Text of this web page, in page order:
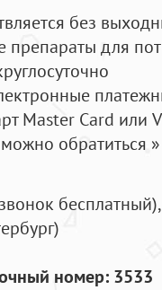
без
препараты для
Master Card или
обратиться
бесплатный),
номер: 3533